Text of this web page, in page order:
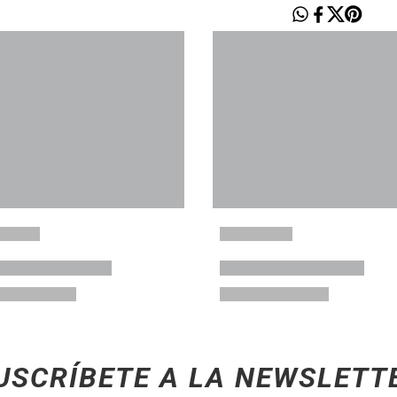
A LA